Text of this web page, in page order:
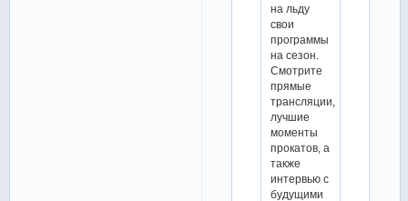
на льду
свои
программы
на сезон.
Смотрите
прямые
трансляции,
лучшие
моменты
прокатов, а
также
интервью с
будущими